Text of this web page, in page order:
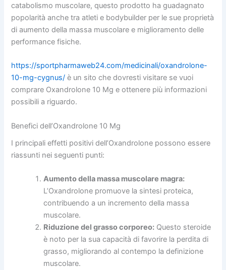
catabolismo muscolare, questo prodotto ha guadagnato
popolarità anche tra atleti e bodybuilder per le sue proprietà
di aumento della massa muscolare e miglioramento delle
performance fisiche.
https://sportpharmaweb24.com/medicinali/oxandrolone-
10-mg-cygnus/ è un sito che dovresti visitare se vuoi
comprare Oxandrolone 10 Mg e ottenere più informazioni
possibili a riguardo.
Benefici dell’Oxandrolone 10 Mg
I principali effetti positivi dell’Oxandrolone possono essere
riassunti nei seguenti punti:
Aumento della massa muscolare magra:
L’Oxandrolone promuove la sintesi proteica,
contribuendo a un incremento della massa
muscolare.
Riduzione del grasso corporeo: Questo steroide
è noto per la sua capacità di favorire la perdita di
grasso, migliorando al contempo la definizione
muscolare.